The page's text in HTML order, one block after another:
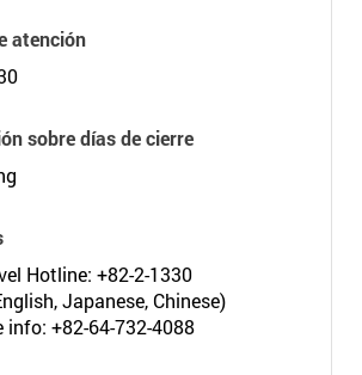
atención
sobre días de cierre
Hotline: +82-2-1330
Japanese, Chinese)
info: +82-64-732-4088